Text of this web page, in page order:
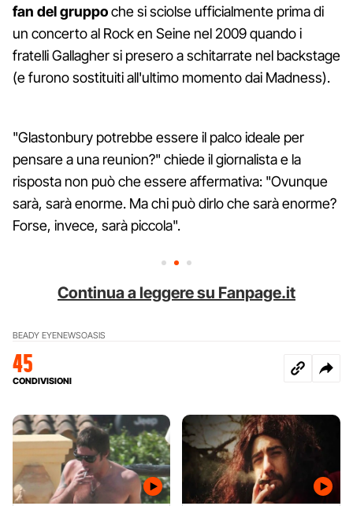
fan del gruppoche si sciolse ufficialmente prima di
un concerto al Rock en Seine nel 2009 quando i
fratelli Gallagher si presero a schitarrate nel backstage
(e furono sostituiti all'ultimo momento dai Madness).
"Glastonbury potrebbe essere il palco ideale per
pensare a una reunion?" chiede il giornalista e la
risposta non può che essere affermativa: "Ovunque
sarà, sarà enorme. Ma chi può dirlo che sarà enorme?
Forse, invece, sarà piccola".
Continua a leggere su Fanpage.it
BEADY EYENEWSOASIS
45
CONDIVISIONI